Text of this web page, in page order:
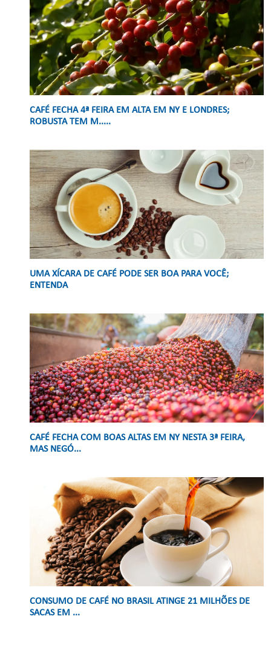
CAFÉ FECHA 4ª FEIRA EM ALTA EM NY E LONDRES;
ROBUSTA TEM M.....
UMA XÍCARA DE CAFÉ PODE SER BOA PARA VOCÊ;
ENTENDA
CAFÉ FECHA COM BOAS ALTAS EM NY NESTA 3ª FEIRA,
MAS NEGÓ...
CONSUMO DE CAFÉ NO BRASIL ATINGE 21 MILHÕES DE
SACAS EM ...